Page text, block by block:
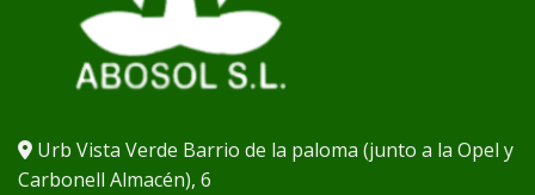
Urb Vista Verde Barrio de la paloma (junto a la Opel y
Carbonell Almacén), 6